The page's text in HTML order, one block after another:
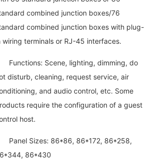
combined junction boxes/76
combined junction boxes with plug-
wiring terminals or RJ-45 interfaces.
Scene, lighting, dimming, do
disturb, cleaning, request service, air
and audio control, etc. Some
require the configuration of a guest
host.
Sizes: 86*86, 86*172, 86*258,
86*430